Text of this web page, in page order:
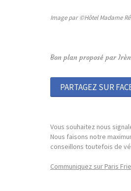
Image par ©Hôtel Madame
Bon plan proposé par
PARTAGEZ SUR
Vous souhaitez nous
Nous faisons notre
conseillons toutefois de
Communiquez sur Paris